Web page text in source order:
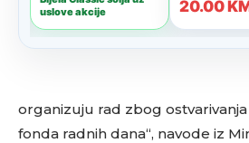
organizuju rad zbog
fonda radnih dana“, navode iz